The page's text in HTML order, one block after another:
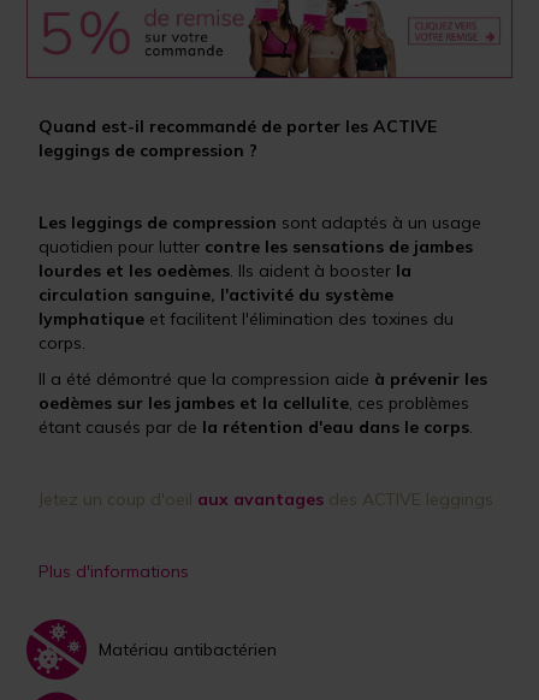
Quand est-il recommandé de porter les ACTIVE
leggings de compression ?
Les leggings de compression sont adaptés à un usage
quotidien pour lutter contre les sensations de jambes
lourdes et les oedèmes. Ils aident à booster la
circulation sanguine, l'activité du système
lymphatique et facilitent l'élimination des toxines du
corps.
Il a été démontré que la compression aide à prévenir les
oedèmes sur les jambes et la cellulite, ces problèmes
étant causés par de la rétention d'eau dans le corps.
Jetez un coup d'oeil aux avantages des ACTIVE leggings
Plus d'informations
Matériau antibactérien